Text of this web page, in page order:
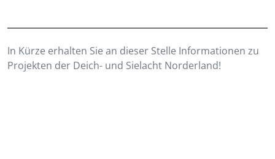
In Kürze erhalten Sie an dieser Stelle Informationen zu
Projekten der Deich- und Sielacht Norderland!